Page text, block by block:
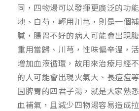
同，四物湯可以發揮更廣泛的功
地、白芍，輕用川芎，則是一個
膩，腸胃不好的病人可能會出現
重用當歸、川芎，性味偏辛溫，
增加血液循環，故用來治療月經
的人可能會出現火氣大、長痘痘
固脾胃的四君子湯，就是大家熟
血補氣，且減少四物湯容易造成